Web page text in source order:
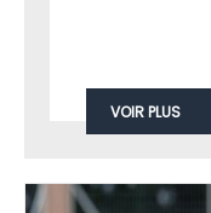
VOIR PLUS